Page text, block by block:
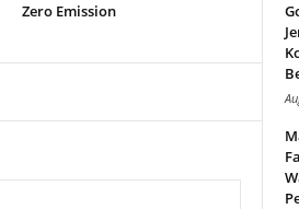
Zero Emission